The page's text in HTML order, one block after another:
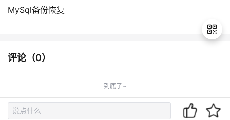
MySql备份恢复
评论（0）
到底了~